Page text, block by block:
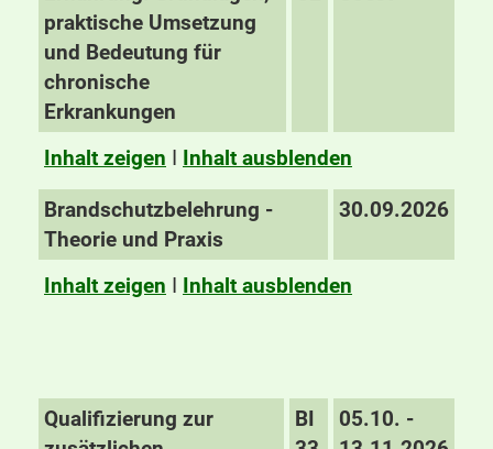
praktische Umsetzung
und Bedeutung für
chronische
Erkrankungen
Inhalt zeigen I Inhalt ausblenden
Brandschutzbelehrung -
Theorie und Praxis
30.09.2026
Inhalt zeigen I Inhalt ausblenden
Qualifizierung zur
BI
05.10. -